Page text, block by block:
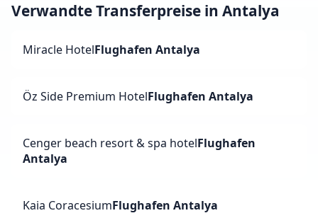
Verwandte Transferpreise in Antalya
Miracle HotelFlughafen Antalya
Öz Side Premium HotelFlughafen Antalya
Cenger beach resort & spa hotelFlughafen
Antalya
Kaia CoracesiumFlughafen Antalya